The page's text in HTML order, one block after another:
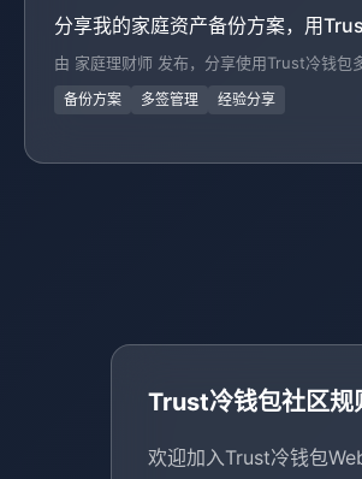
分享我的家庭资产备份方案，用
由 家庭理财师 发布，分享使用Trust冷钱包
备份方案 多签管理 经验分享
Trust冷钱包社区规
欢迎加入Trust冷钱包